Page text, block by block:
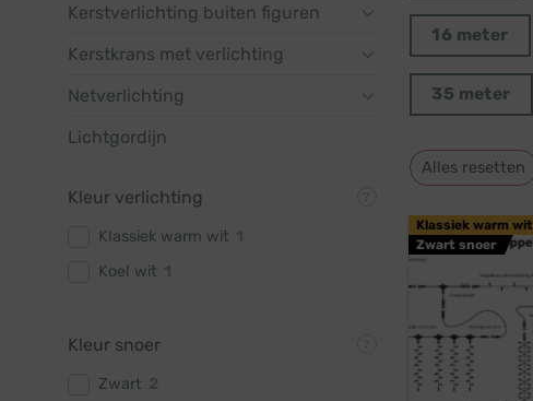
Kerstverlichting buiten figuren
Kerstkrans met verlichting
Netverlichting
Lichtgordijn
Kleur verlichting
Klassiek warm wit
Koel wit
Kleur snoer
Zwart
16 meter
35 meter
Alles resetten
Klassiek warm wit
Zwart snoer